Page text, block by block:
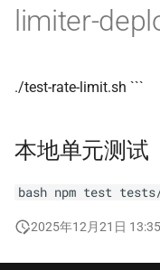
limiter-
./test-rate-limit.sh ```
本地单元测试
bash npm test
2025年12月21日